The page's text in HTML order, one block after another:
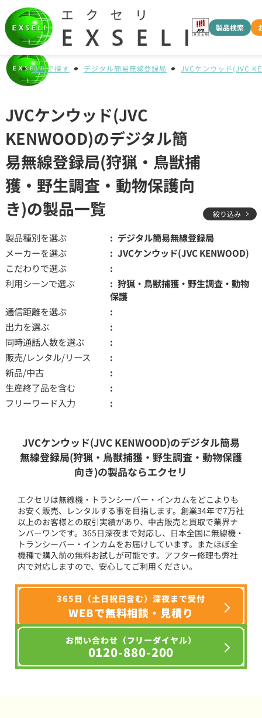
製品検索
種別で探す デジタル簡易無線登録局 JVCケンウッド(JVC
JVCケンウッド(JVC
KENWOOD)のデジタル簡
易無線登録局(狩猟・鳥獣捕
獲・野生調査・動物保護向
き)の製品一覧
絞り込み
製品種別を選ぶ
デジタル簡易無線登録局
メーカーを選ぶ
JVCケンウッド(JVC KENWOOD)
こだわりで選ぶ
利用シーンで選ぶ
狩猟・鳥獣捕獲・野生調査・動物
保護
通信距離を選ぶ
出力を選ぶ
同時通話人数を選ぶ
販売/レンタル/リース
新品/中古
生産終了品を含む
フリーワード入力
JVCケンウッド(JVC KENWOOD)のデジタル簡易
無線登録局(狩猟・鳥獣捕獲・野生調査・動物保護
向き)の製品ならエクセリ
エクセリは無線機・トランシーバー・インカムをどこよりも
お安く販売、レンタルする事を目指します。創業34年で7万社
以上のお客様との取引実績があり、中古販売と買取で業界ナ
ンバーワンです。365日深夜まで対応し、日本全国に無線機・
トランシーバー・インカムをお届けしています。またほぼ全
機種で購入前の無料お試しが可能です。アフター修理も弊社
内で対応しますので、安心してご利用ください。
365日（土日祝日含む）深夜まで受付
WEBで無料相談・見積り
お問い合わせ（フリーダイヤル）
0120-880-200